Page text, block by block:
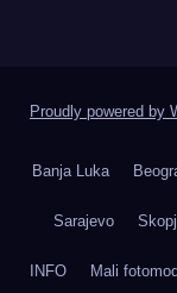
Proudly powered by
Banja Luka
Sarajevo
INFO Mali